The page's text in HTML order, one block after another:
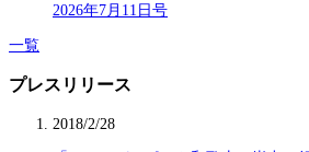
2026年7月11日号
一覧
プレスリリース
2018/2/28